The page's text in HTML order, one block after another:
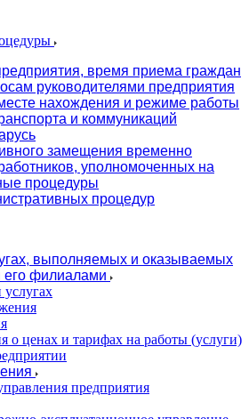
время приема граждан
руководителями предприятия
нахождения и режиме работы
и коммуникаций
замещения временно
уполномоченных на
процедуры
процедур
выполняемых и оказываемых
его филиалами
о ценах и тарифах на работы (услуги)
предприятия